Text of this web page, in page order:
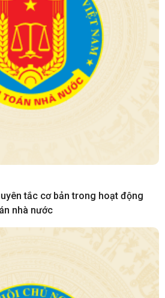
tắc cơ bản trong hoạt động
nhà nước